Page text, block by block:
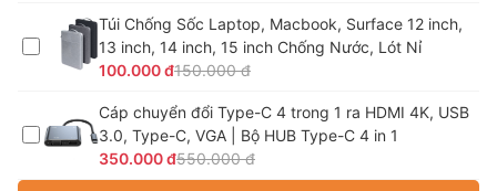
Túi Chống Sốc Laptop, Macbook, Surface 12 inch,
13 inch, 14 inch, 15 inch Chống Nước, Lót Nỉ
100.000 đ150.000 đ
Cáp chuyển đổi Type-C 4 trong 1 ra HDMI 4K, USB
3.0, Type-C, VGA | Bộ HUB Type-C 4 in 1
350.000 đ550.000 đ